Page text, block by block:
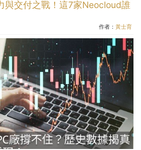
與交付之戰！這7家Neocloud誰
作者： 黃士育